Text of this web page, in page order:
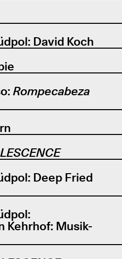
David Koch
Rompecabeza
Deep Fried
Kehrhof: Musik-